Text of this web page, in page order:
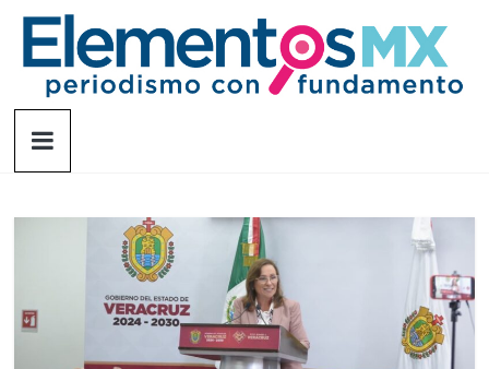
Saltar
contenido
Elementosmx